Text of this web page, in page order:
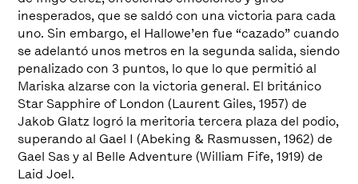
inesperados, que se saldó con una victoria para cada
uno. Sin embargo, el Hallowe’en fue “cazado” cuando
se adelantó unos metros en la segunda salida, siendo
penalizado con 3 puntos, lo que lo que permitió al
Mariska alzarse con la victoria general. El británico
Star Sapphire of London (Laurent Giles, 1957) de
Jakob Glatz logró la meritoria tercera plaza del podio,
superando al Gael I (Abeking & Rasmussen, 1962) de
Gael Sas y al Belle Adventure (William Fife, 1919) de
Laid Joel.